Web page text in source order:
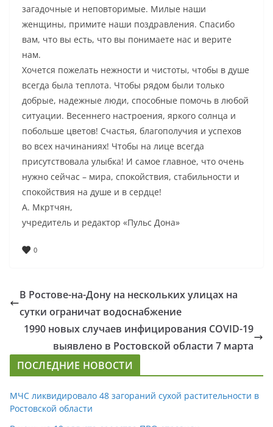
загадочные и неповторимые. Милые наши
женщины, примите наши поздравления. Спасибо
вам, что вы есть, что вы понимаете нас и верите
нам.
Хочется пожелать нежности и чистоты, чтобы в душе
всегда была теплота. Чтобы рядом были только
добрые, надежные люди, способные помочь в любой
ситуации. Весеннего настроения, яркого солнца и
побольше цветов! Счастья, благополучия и успехов
во всех начинаниях! Чтобы на лице всегда
присутствовала улыбка! И самое главное, что очень
нужно сейчас – мира, спокойствия, стабильности и
спокойствия на душе и в сердце!
А. Мкртчян,
учредитель и редактор «Пульс Дона»
0
В Ростове-на-Дону на нескольких улицах на
сутки ограничат водоснабжение
1990 новых случаев инфицирования COVID-19
выявлено в Ростовской области 7 марта
ПОСЛЕДНИЕ НОВОСТИ
МЧС ликвидировало 48 загораний сухой растительности в
Ростовской области